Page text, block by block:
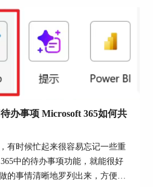
插入数据透视表
，建议选择将数据透视表
操作方法很简单，使用位置
个空白单元格，如下图所
一起来学习下。...
办事项 Microsoft 365如何共
有时候忙起来很容易忘记一些重
中的待办事项功能，就能很好
的事情清晰地罗列出来，方便随